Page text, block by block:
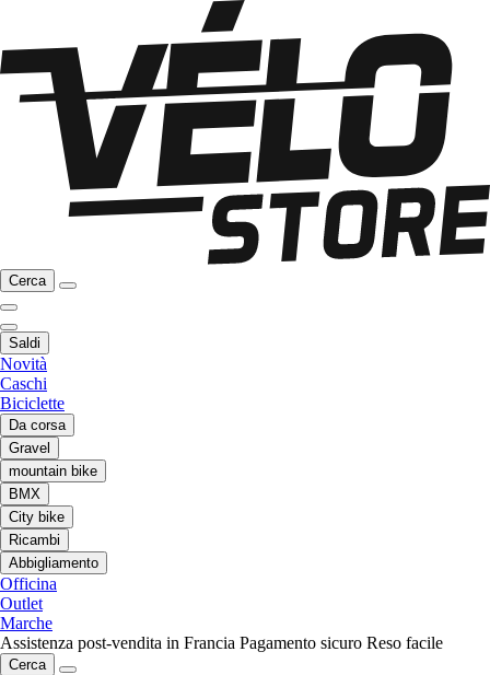
Cerca
Saldi
Novità
Caschi
Biciclette
Da corsa
Gravel
mountain bike
BMX
City bike
Ricambi
Abbigliamento
Officina
Outlet
Marche
Assistenza post-vendita in Francia Pagamento sicuro Reso facile
Cerca